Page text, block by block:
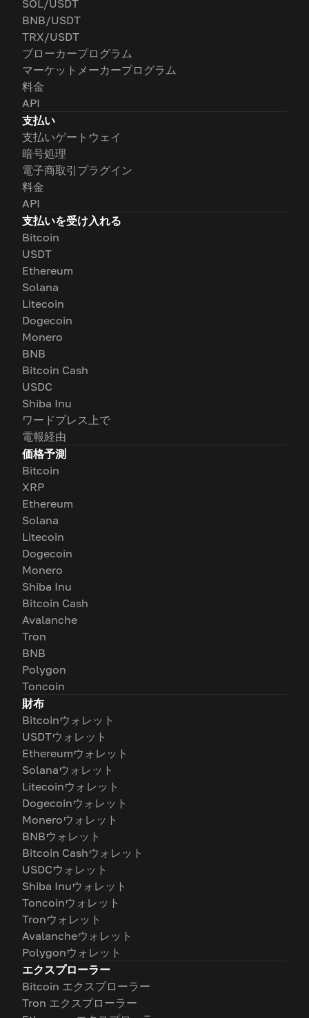
SOL/USDT
BNB/USDT
TRX/USDT
ブローカープログラム
マーケットメーカープログラム
料金
API
支払い
支払いゲートウェイ
暗号処理
電子商取引プラグイン
料金
API
支払いを受け入れる
Bitcoin
USDT
Ethereum
Solana
Litecoin
Dogecoin
Monero
BNB
Bitcoin Cash
USDC
Shiba Inu
ワードプレス上で
電報経由
価格予測
Bitcoin
XRP
Ethereum
Solana
Litecoin
Dogecoin
Monero
Shiba Inu
Bitcoin Cash
Avalanche
Tron
BNB
Polygon
Toncoin
財布
Bitcoinウォレット
USDTウォレット
Ethereumウォレット
Solanaウォレット
Litecoinウォレット
Dogecoinウォレット
Moneroウォレット
BNBウォレット
Bitcoin Cashウォレット
USDCウォレット
Shiba Inuウォレット
Toncoinウォレット
Tronウォレット
Avalancheウォレット
Polygonウォレット
エクスプローラー
Bitcoin エクスプローラー
Tron エクスプローラー